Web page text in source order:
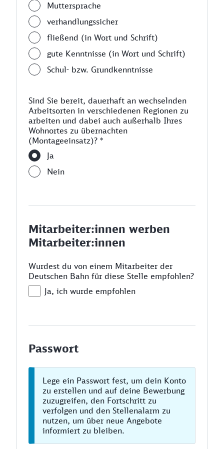
Muttersprache
verhandlungssicher
fließend (in Wort und Schrift)
gute Kenntnisse (in Wort und Schrift)
Schul- bzw. Grundkenntnisse
Sind Sie bereit, dauerhaft an wechselnden
Arbeitsorten in verschiedenen Regionen zu
arbeiten und dabei auch außerhalb Ihres
Wohnortes zu übernachten
(Montageeinsatz)? *
Ja
Nein
Mitarbeiter:innen werben
Mitarbeiter:innen
Wurdest du von einem Mitarbeiter der
Deutschen Bahn für diese Stelle empfohlen?
Ja, ich wurde empfohlen
Passwort
Lege ein Passwort fest, um dein Konto
zu erstellen und auf deine Bewerbung
zuzugreifen, den Fortschritt zu
verfolgen und den Stellenalarm zu
nutzen, um über neue Angebote
informiert zu bleiben.